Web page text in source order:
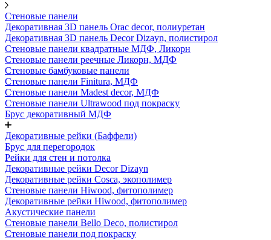
Стеновые панели
Декоративная 3D панель Orac decor, полиуретан
Декоративная 3D панель Decor Dizayn, полистирол
Стеновые панели квадратные МДФ, Ликорн
Стеновые панели реечные Ликорн, МДФ
Стеновые бамбуковые панели
Стеновые панели Finitura, МДФ
Стеновые панели Madest decor, МДФ
Стеновые панели Ultrawood под покраску
Брус декоративный МДФ
Декоративные рейки (Баффели)
Брус для перегородок
Рейки для стен и потолка
Декоративные рейки Decor Dizayn
Декоративные рейки Cosca, экополимер
Стеновые панели Hiwood, фитополимер
Декоративные рейки Hiwood, фитополимер
Акустические панели
Стеновые панели Bello Deco, полистирол
Стеновые панели под покраску